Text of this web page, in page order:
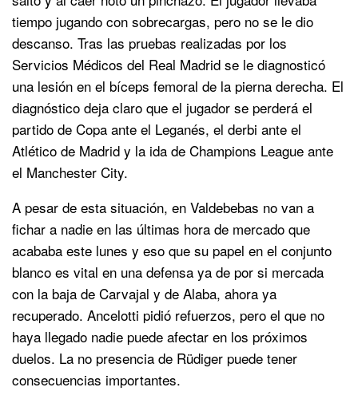
tiempo jugando con sobrecargas, pero no se le dio
descanso. Tras las pruebas realizadas por los
Servicios Médicos del Real Madrid se le diagnosticó
una lesión en el bíceps femoral de la pierna derecha. El
diagnóstico deja claro que el jugador se perderá el
partido de Copa ante el Leganés, el derbi ante el
Atlético de Madrid y la ida de Champions League ante
el Manchester City.
A pesar de esta situación, en Valdebebas no van a
fichar a nadie en las últimas hora de mercado que
acababa este lunes y eso que su papel en el conjunto
blanco es vital en una defensa ya de por si mercada
con la baja de Carvajal y de Alaba, ahora ya
recuperado. Ancelotti pidió refuerzos, pero el que no
haya llegado nadie puede afectar en los próximos
duelos. La no presencia de Rüdiger puede tener
consecuencias importantes.